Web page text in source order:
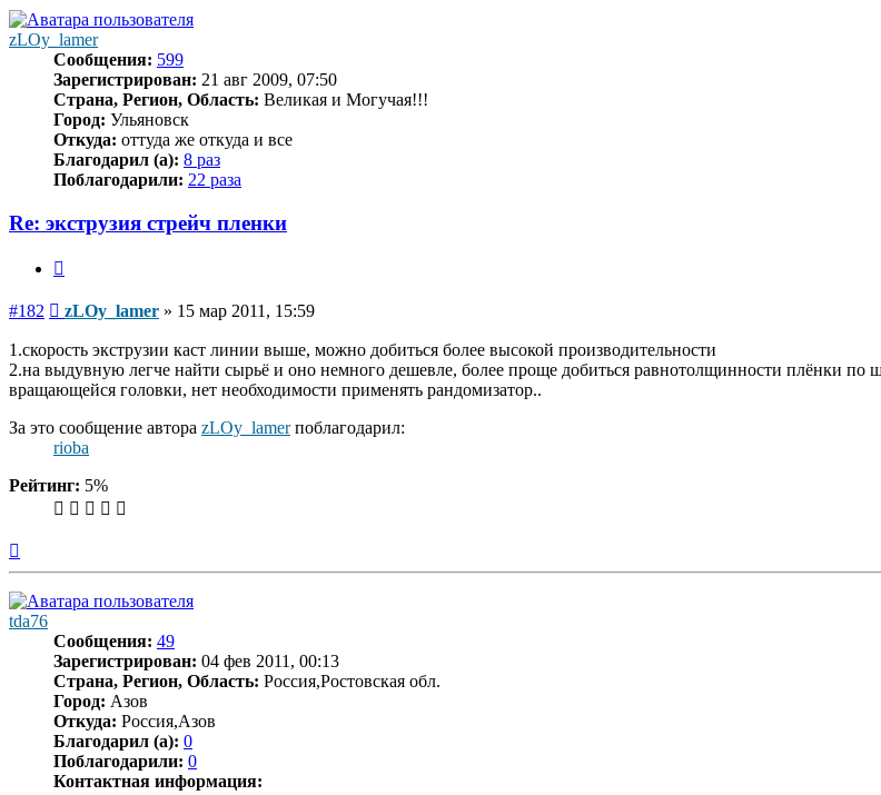
zLOy_lamer
Сообщения: 599
Зарегистрирован: 21 авг 2009, 07:50
Страна, Регион, Область: Великая и Могучая!!!
Город: Ульяновск
Откуда: оттуда же откуда и все
Благодарил (а): 8 раз
Поблагодарили: 22 раза
Re: экструзия стрейч пленки
#182 Сообщение
zLOy_lamer » 15 мар 2011, 15:59
1.скорость экструзии каст линии выше, можно добиться более высокой производительности
2.на выдувную легче найти сырьё и оно немного дешевле, более проще добиться равнотолщинности плёнки
вращающейся головки, нет необходимости применять рандомизатор..
За это сообщение автора zLOy_lamerпоблагодарил:
rioba
Рейтинг: 5%
tda76
Сообщения: 49
Зарегистрирован: 04 фев 2011, 00:13
Страна, Регион, Область: Россия,Ростовская обл.
Город: Азов
Откуда: Россия,Азов
Благодарил (а): 0
Поблагодарили: 0
Контактная информация: